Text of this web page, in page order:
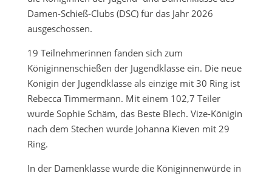
Damen-Schieß-Clubs (DSC) für das Jahr 2026
ausgeschossen.
19 Teilnehmerinnen fanden sich zum
Königinnenschießen der Jugendklasse ein. Die neue
Königin der Jugendklasse als einzige mit 30 Ring ist
Rebecca Timmermann. Mit einem 102,7 Teiler
wurde Sophie Schäm, das Beste Blech. Vize-Königin
nach dem Stechen wurde Johanna Kieven mit 29
Ring.
In der Damenklasse wurde die Königinnenwürde in